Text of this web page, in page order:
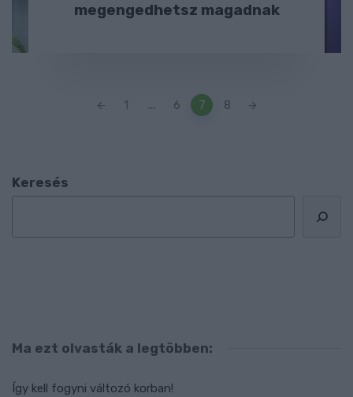
megengedhetsz magadnak
1 ... 6 7 8
Keresés
Ma ezt olvasták a legtöbben:
Így kell fogyni változó korban!